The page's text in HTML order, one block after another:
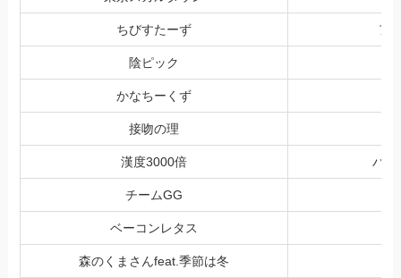
ちびすたーず ア
陰ピック
かなちーくず
接吻の理
漢度3000倍 バー
チームGG
ベーコンレタス
森のくまさんfeat.季節は冬